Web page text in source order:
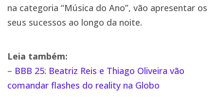
na categoria “Música do Ano”, vão apresentar os
seus sucessos ao longo da noite.
Leia também:
– BBB 25: Beatriz Reis e Thiago Oliveira vão
comandar flashes do reality na Globo